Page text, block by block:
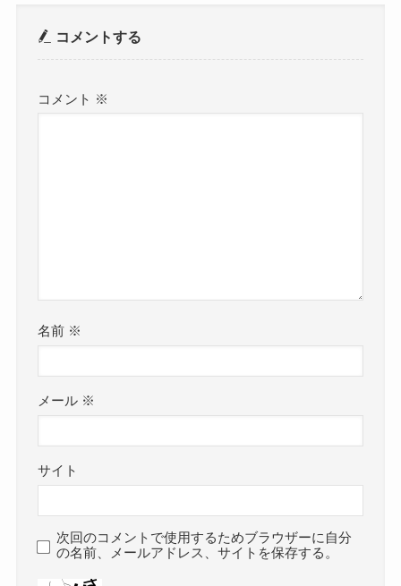
コメントする
コメント ※
名前 ※
メール ※
サイト
次回のコメントで使用するためブラウザーに自分
の名前、メールアドレス、サイトを保存する。